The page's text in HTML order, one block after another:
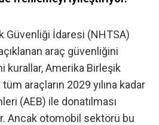
Güvenliği İdaresi (NHTSA)
araç güvenliğini
kurallar, Amerika Birleşik
araçların 2029 yılına kadar
(AEB) ile donatılması
Ancak otomobil sektörü bu